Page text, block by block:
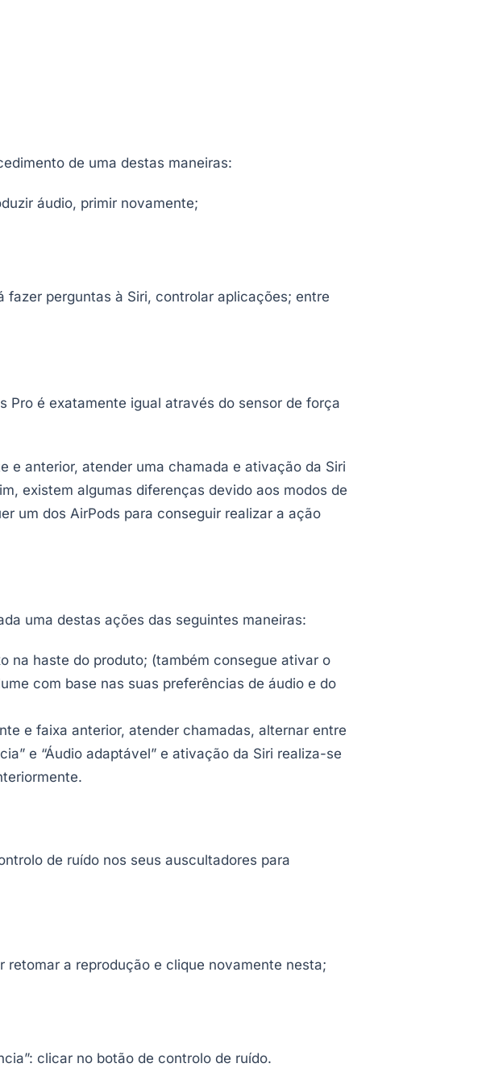
de uma destas maneiras:
áudio, primir novamente;
fazer perguntas à Siri, controlar aplicações; entre
Pro é exatamente igual através do sensor de força
e anterior, atender uma chamada e ativação da Siri
existem algumas diferenças devido aos modos de
um dos AirPods para conseguir realizar a ação
uma destas ações das seguintes maneiras:
na haste do produto; (também consegue ativar o
com base nas suas preferências de áudio e do
e faixa anterior, atender chamadas, alternar entre
e “Áudio adaptável” e ativação da Siri realiza-se
de ruído nos seus auscultadores para
retomar a reprodução e clique novamente nesta;
clicar no botão de controlo de ruído.